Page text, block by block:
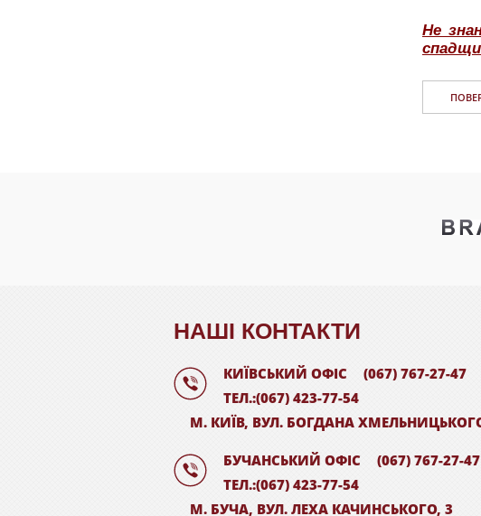
Не
НАШI КОНТАКТИ
КИЇВСЬКИЙ ОФІС
(067) 767-27-47
ТЕЛ.:(067) 423-77-54
М. КИЇВ, ВУЛ. БОГДАНА
БУЧАНСЬКИЙ ОФІС
(067) 767-27-47
ТЕЛ.:(067) 423-77-54
М. БУЧА, ВУЛ. ЛЕХА КАЧИНСЬКОГО, 3